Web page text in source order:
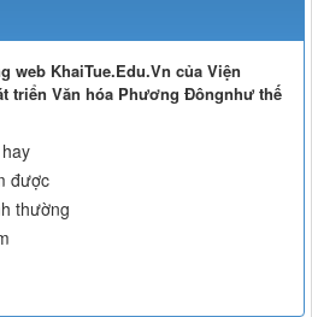
web KhaiTue.Edu.Vn của Viện
triển Văn hóa Phương Đôngnhư thế
được
thường